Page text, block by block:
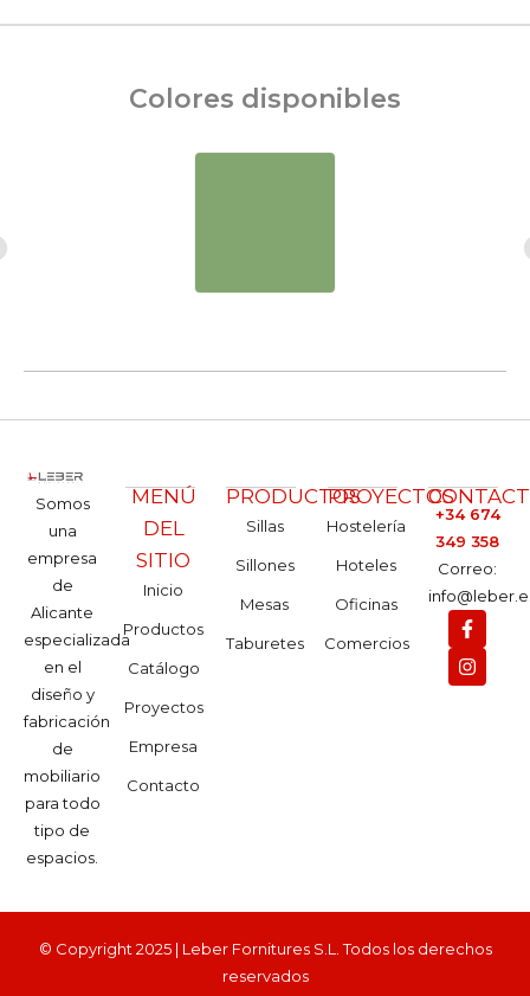
Colores disponibles
Somos
una
empresa
de
Alicante
especializada
en el
diseño y
fabricación
de
mobiliario
para todo
tipo de
espacios.
MENÚ
DEL
SITIO
Inicio
Productos
Catálogo
Proyectos
Empresa
Contacto
PRODUCTOS
Sillas
Sillones
Mesas
Taburetes
PROYECTOS
Hostelería
Hoteles
Oficinas
Comercios
+34 674
349 358
Correo:
© Copyright 2025 | Leber Fornitures S.L. Todos los derechos
reservados